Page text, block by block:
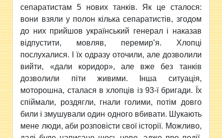
сепаратистам 5 нових танків. Як це сталося:
вони взяли у полон кілька сепаратистів, згодом
до них прийшов український генерал і наказав
відпустити, мовляв, перемир’я. Хлопці
послухалися. І їх одразу оточили, але дозволили
вийти, «дали коридор», але вже без танків
дозволили піти живими. Інша ситуація,
моторошна, сталася в хлопців із 93-ї бригади. Їх
спіймали, роздягли, гнали голими, потім довго
били і змушували один одного вбивати. Шукають
мене люди, аби розповісти свої історії. Можливо,